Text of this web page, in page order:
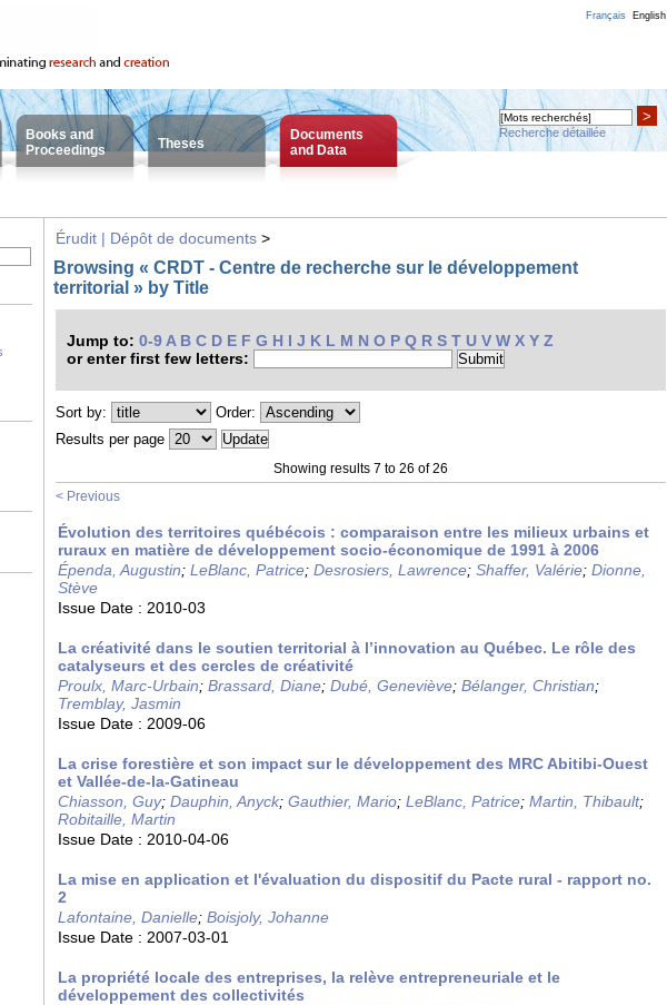
Français English
Books and
Proceedings
Theses
Documents
and Data
>
Recherche détaillée
Érudit | Dépôt de documents >
Browsing « CRDT - Centre de recherche sur le développement
territorial » by Title
Jump to: 0-9 A B C D E F G H I J K L M N O P Q R S T U V W X Y Z
or enter first few letters:
Sort by:
Order:
Results per page
Showing results 7 to 26 of 26
< Previous
Évolution des territoires québécois : comparaison entre les milieux urbains et
ruraux en matière de développement socio-économique de 1991 à 2006
Épenda, Augustin; LeBlanc, Patrice; Desrosiers, Lawrence; Shaffer, Valérie; Dionne,
Stève
Issue Date : 2010-03
La créativité dans le soutien territorial à l’innovation au Québec. Le rôle des
catalyseurs et des cercles de créativité
Proulx, Marc-Urbain; Brassard, Diane; Dubé, Geneviève; Bélanger, Christian;
Tremblay, Jasmin
Issue Date : 2009-06
La crise forestière et son impact sur le développement des MRC Abitibi-Ouest
et Vallée-de-la-Gatineau
Chiasson, Guy; Dauphin, Anyck; Gauthier, Mario; LeBlanc, Patrice; Martin, Thibault;
Robitaille, Martin
Issue Date : 2010-04-06
La mise en application et l'évaluation du dispositif du Pacte rural - rapport no.
2
Lafontaine, Danielle; Boisjoly, Johanne
Issue Date : 2007-03-01
La propriété locale des entreprises, la relève entrepreneuriale et le
développement des collectivités